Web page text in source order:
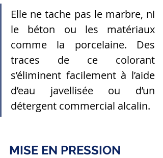
Elle ne tache pas le marbre, ni
le béton ou les matériaux
comme la porcelaine. Des
traces de ce colorant
s’éliminent facilement à l’aide
d’eau javellisée ou d’un
détergent commercial alcalin.
MISE EN PRESSION